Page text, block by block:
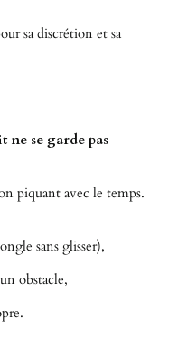
sa discrétion et sa
ne se garde pas
piquant avec le temps.
sans glisser),
obstacle,